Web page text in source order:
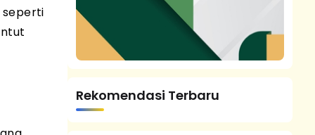
seperti
Rekomendasi Terbaru